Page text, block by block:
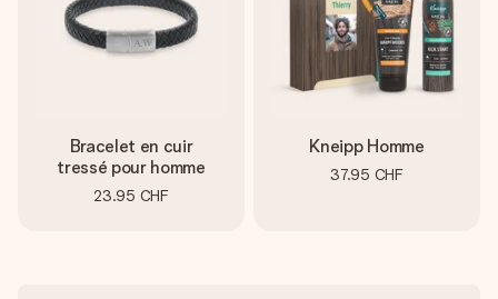
Bracelet en cuir
tressé pour homme
23.95 CHF
Kneipp Homme
37.95 CHF